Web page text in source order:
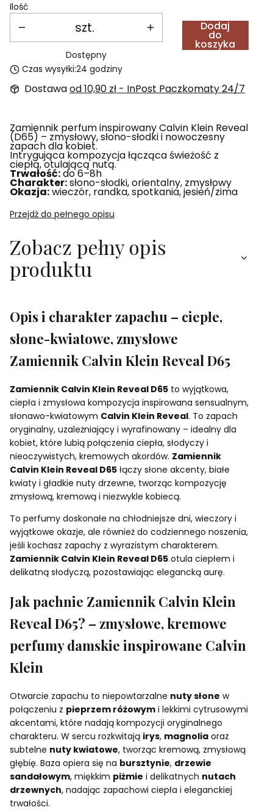
Ilość
szt.
Dostępny
Dodaj
do
koszyka
Czas wysyłki:24 godziny
Dostawaod 10,90 zł - InPost Paczkomaty 24/7
Zamiennik perfum inspirowany Calvin Klein Reveal
(D65) – zmysłowy, słono-słodki i nowoczesny
zapach dla kobiet.
Intrygująca kompozycja łącząca świeżość z
ciepłą, otulającą nutą.
Trwałość:do 6–8h
Charakter:słono-słodki, orientalny, zmysłowy
Okazja:wieczór, randka, spotkania, jesień/zima
Przejdź do pełnego opisu
Zobacz pełny opis
produktu
Opis i charakter zapachu – ciepłe,
słone-kwiatowe, zmysłowe
Zamiennik Calvin Klein Reveal D65
Zamiennik Calvin Klein Reveal D65 to wyjątkowa,
ciepła i zmysłowa kompozycja inspirowana sensualnym,
słonawo-kwiatowym Calvin Klein Reveal. To zapach
oryginalny, uzależniający i wyrafinowany – idealny dla
kobiet, które lubią połączenia ciepła, słodyczy i
nieoczywistych, kremowych akordów. Zamiennik
Calvin Klein Reveal D65 łączy słone akcenty, białe
kwiaty i gładkie nuty drzewne, tworząc kompozycję
zmysłową, kremową i niezwykle kobiecą.
To perfumy doskonałe na chłodniejsze dni, wieczory i
wyjątkowe okazje, ale również do codziennego noszenia,
jeśli kochasz zapachy z wyrazistym charakterem.
Zamiennik Calvin Klein Reveal D65 otula ciepłem i
delikatną słodyczą, pozostawiając elegancką aurę.
Jak pachnie Zamiennik Calvin Klein
Reveal D65? – zmysłowe, kremowe
perfumy damskie inspirowane Calvin
Klein
Otwarcie zapachu to niepowtarzalne nuty słone w
połączeniu z pieprzem różowym i lekkimi cytrusowymi
akcentami, które nadają kompozycji oryginalnego
charakteru. W sercu rozkwitają irys, magnolia oraz
subtelne nuty kwiatowe, tworząc kremową, zmysłową
głębię. Baza opiera się na bursztynie, drzewie
sandałowym, miękkim piżmie i delikatnych nutach
drzewnych, nadając zapachowi ciepła i eleganckiej
trwałości.